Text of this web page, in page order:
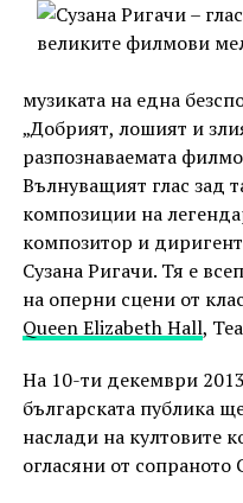
музиката на една
„Добрият, лошият и
разпознаваемата
Вълнуващият глас зад
композиции на
композитор и
Сузана Ригачи. Тя е
на оперни сцени от
Queen Elizabeth Hall,
На 10-ти декември
българската публика
наслади на култовите
огласяни от сопраното